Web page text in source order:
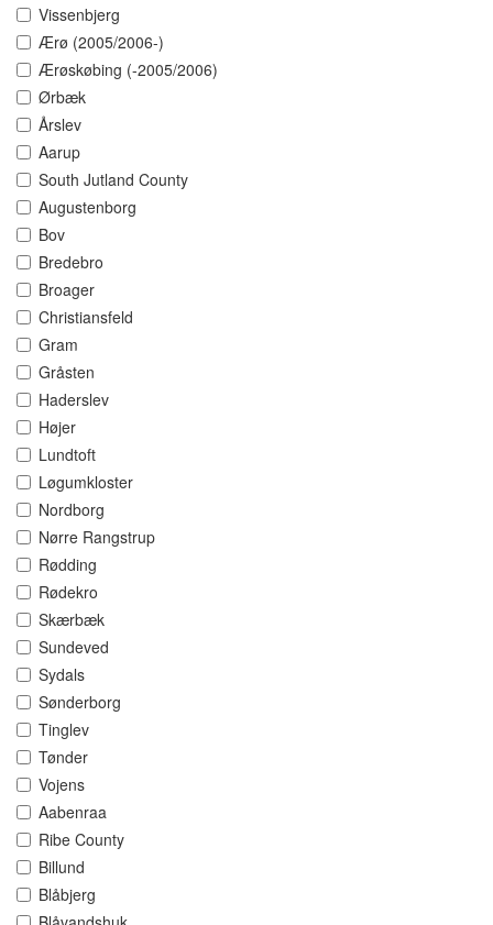
Vissenbjerg
Ærø (2005/2006-)
Ærøskøbing (-2005/2006)
Ørbæk
Årslev
Aarup
South Jutland County
Augustenborg
Bov
Bredebro
Broager
Christiansfeld
Gram
Gråsten
Haderslev
Højer
Lundtoft
Løgumkloster
Nordborg
Nørre Rangstrup
Rødding
Rødekro
Skærbæk
Sundeved
Sydals
Sønderborg
Tinglev
Tønder
Vojens
Aabenraa
Ribe County
Billund
Blåbjerg